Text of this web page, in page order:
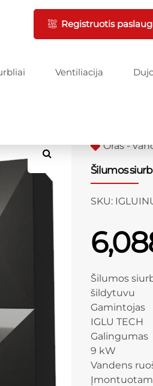
Registruotis
Ventiliacija
Oras -
Šilumos
SKU:
Šilumos
šildytuvu
Gamintojas
IGLU TECH
Galingumas
9 kW
Vandens